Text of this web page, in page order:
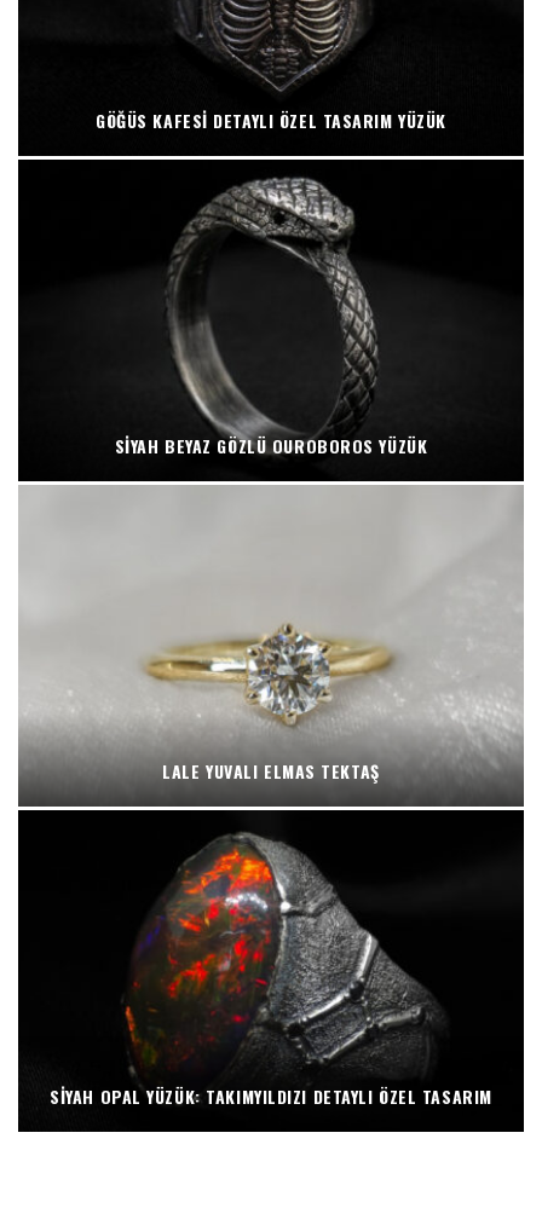
GÖĞÜS KAFESI DETAYLI ÖZEL TASARIM YÜZÜK
SIYAH BEYAZ GÖZLÜ OUROBOROS YÜZÜK
LALE YUVALI ELMAS TEKTAŞ
SIYAH OPAL YÜZÜK: TAKIMYILDIZI DETAYLI ÖZEL TASARIM